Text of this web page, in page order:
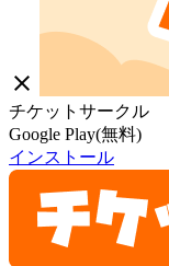
close
チケットサークル
Google Play(無料)
インストール